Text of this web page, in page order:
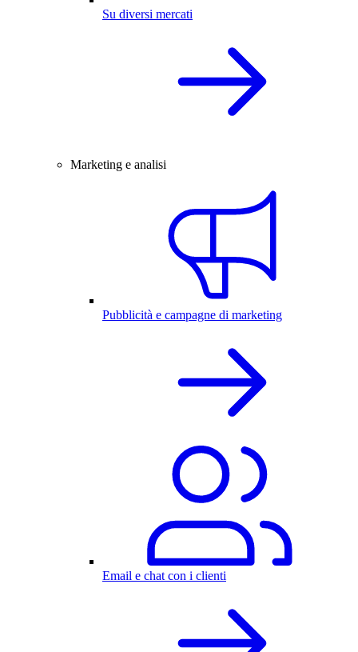
Su diversi mercati
Marketing e analisi
Pubblicità e campagne di marketing
Email e chat con i clienti